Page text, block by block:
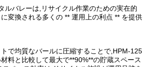
ルバレーは,リサイクル作業のための実在的
変換される多くの ** 運用上の利点 ** を提供
で均質なバールに圧縮することで,HPM-125
料と比較して最大で**90%**の貯蔵スペース